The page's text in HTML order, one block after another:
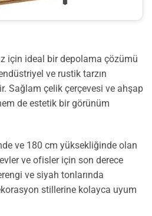
için ideal bir depolama çözümü
ve rustik tarzın
Sağlam çelik çerçevesi ve ahşap
de estetik bir görünüm
ve 180 cm yüksekliğinde olan
ve ofisler için son derece
ve siyah tonlarında
stillerine kolayca uyum